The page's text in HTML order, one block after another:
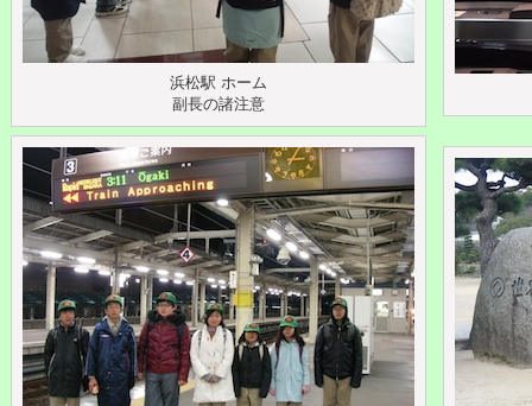
浜松駅 ホーム
副長の諸注意